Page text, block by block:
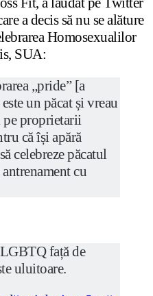
a decis să nu se alăture
Homosexualilor
SUA:
„pride” [a
un păcat și vreau
pe proprietarii
că își apără
celebreze păcatul
cu
față de
uluitoare.